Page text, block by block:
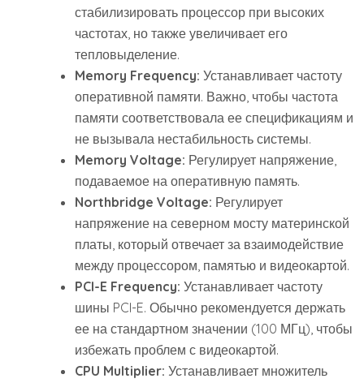
стабилизировать процессор при высоких
частотах, но также увеличивает его
тепловыделение.
Memory Frequency: Устанавливает частоту
оперативной памяти. Важно, чтобы частота
памяти соответствовала ее спецификациям и
не вызывала нестабильность системы.
Memory Voltage: Регулирует напряжение,
подаваемое на оперативную память.
Northbridge Voltage: Регулирует
напряжение на северном мосту материнской
платы, который отвечает за взаимодействие
между процессором, памятью и видеокартой.
PCI-E Frequency: Устанавливает частоту
шины PCI-E. Обычно рекомендуется держать
ее на стандартном значении (100 МГц), чтобы
избежать проблем с видеокартой.
CPU Multiplier: Устанавливает множитель